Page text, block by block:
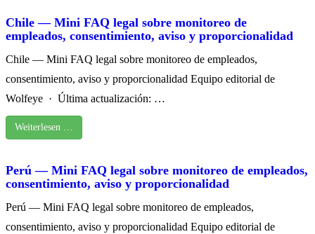
Chile — Mini FAQ legal sobre monitoreo de
empleados, consentimiento, aviso y proporcionalidad
Chile — Mini FAQ legal sobre monitoreo de empleados,
consentimiento, aviso y proporcionalidad Equipo editorial de
Wolfeye · Última actualización: …
Weiterlesen …
Perú — Mini FAQ legal sobre monitoreo de empleados,
consentimiento, aviso y proporcionalidad
Perú — Mini FAQ legal sobre monitoreo de empleados,
consentimiento, aviso y proporcionalidad Equipo editorial de